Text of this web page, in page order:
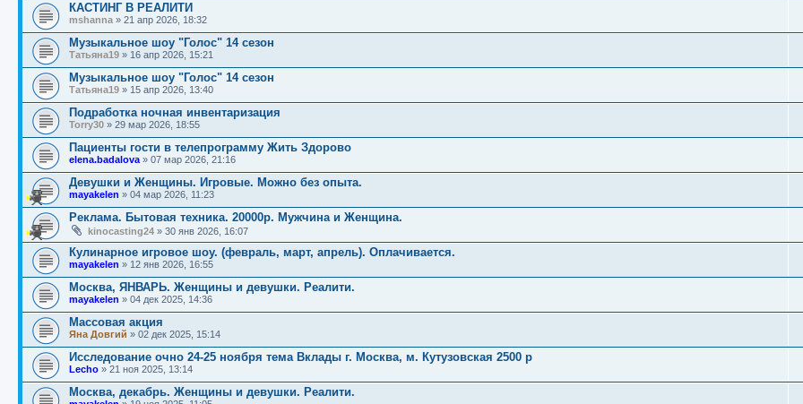
КАСТИНГ В РЕАЛИТИ
mshanna » 21 апр 2026, 18:32
Музыкальное шоу "Голос" 14 сезон
Татьяна19 » 16 апр 2026, 15:21
Музыкальное шоу "Голос" 14 сезон
Татьяна19 » 15 апр 2026, 13:40
Подработка ночная инвентаризация
Torry30 » 29 мар 2026, 18:55
Пациенты гости в телепрограмму Жить Здорово
elena.badalova » 07 мар 2026, 21:16
Девушки и Женщины. Игровые. Можно без опыта.
mayakelen » 04 мар 2026, 11:23
Реклама. Бытовая техника. 20000р. Мужчина и Женщина.
kinocasting24 » 30 янв 2026, 16:07
Кулинарное игровое шоу. (февраль, март, апрель). Оплачивается.
mayakelen » 12 янв 2026, 16:55
Москва, ЯНВАРЬ. Женщины и девушки. Реалити.
mayakelen » 04 дек 2025, 14:36
Массовая акция
Яна Довгий » 02 дек 2025, 15:14
Исследование очно 24-25 ноября тема Вклады г. Москва, м. Кутузовская 2500 р
Lecho » 21 ноя 2025, 13:14
Москва, декабрь. Женщины и девушки. Реалити.